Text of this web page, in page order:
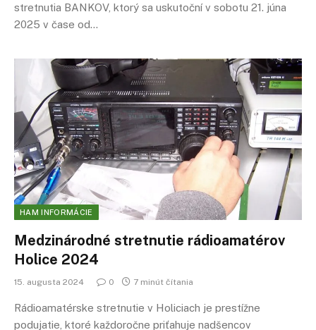
stretnutia BANKOV, ktorý sa uskutoční v sobotu 21. júna
2025 v čase od…
HAM INFORMÁCIE
Medzinárodné stretnutie rádioamatérov
Holice 2024
15. augusta 2024 0 7 minút čítania
Rádioamatérske stretnutie v Holiciach je prestížne
podujatie, ktoré každoročne priťahuje nadšencov